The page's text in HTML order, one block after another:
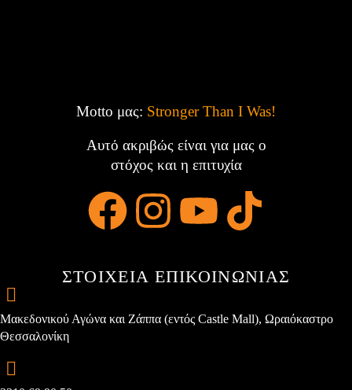
Motto μας: Stronger Than I Was!
Αυτό ακριβώς είναι για μας ο
στόχος και η επιτυχία
ΣΤΟΙΧΕΙΑ ΕΠΙΚΟΙΝΩΝΙΑΣ
Μακεδονικού Αγώνα και Ζάππα (εντός Castle Mall), Ωραιόκαστρο
Θεσσαλονίκη